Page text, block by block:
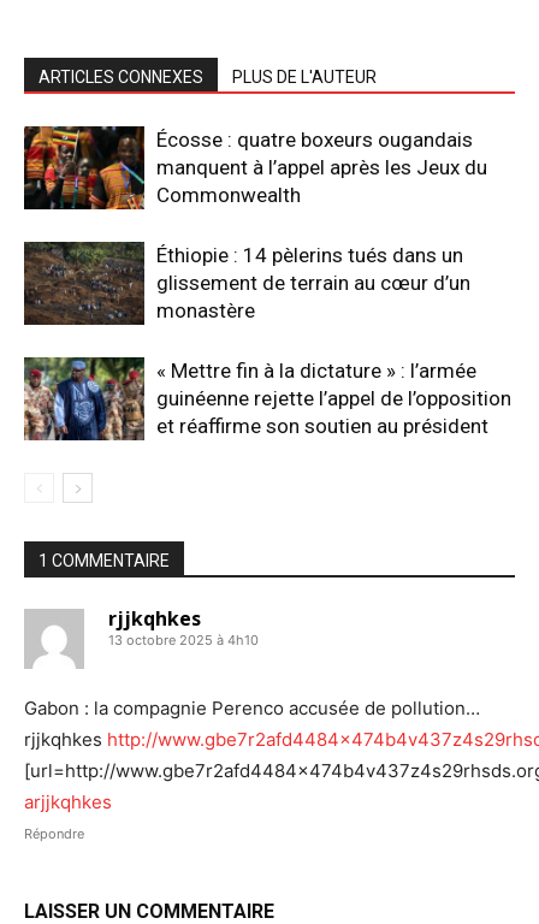
ARTICLES CONNEXES PLUS DE L'AUTEUR
Écosse : quatre boxeurs ougandais
manquent à l’appel après les Jeux du
Commonwealth
Éthiopie : 14 pèlerins tués dans un
glissement de terrain au cœur d’un
monastère
« Mettre fin à la dictature » : l’armée
guinéenne rejette l’appel de l’opposition
et réaffirme son soutien au président
1 COMMENTAIRE
rjjkqhkes
13 octobre 2025 à 4h10
Gabon : la compagnie Perenco accusée de pollution…
rjjkqhkes http://
[url=http://
arjjkqhkes
Répondre
LAISSER UN COMMENTAIRE